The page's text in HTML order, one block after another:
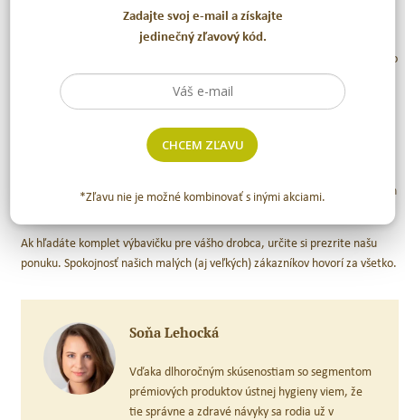
Tomu, aby sa baktérie dostali do ústočiek nijako nezabránite. Jediný
spôsob, ako s nimi zabojovať, je dôkladné a pravidelné čistenie. Nejde len o
dostatočnú frekvenciu čistenia a správnu metódu.Záleží aj na výbere tej
správnej zubnej kefky a pasty. Nezabúdajte, že deti často zubné pasty
najbezpečnejšie prírodné zubné pasty, ktoré neobsahujú fluoridy, cukry, ich
zloženie je čisto prírodné a navyše aj skvele chutia.
Ak hľadáte komplet výbavičku pre vášho drobca, určite si prezrite našu
ponuku. Spokojnosť našich malých (aj veľkých) zákazníkov hovorí za všetko.
Soňa Lehocká
Vďaka dlhoročným skúsenostiam so segmentom
prémiových produktov ústnej hygieny viem, že
tie správne a zdravé návyky sa rodia už v
Zadajte svoj e-mail a získajte
jedinečný zľavový kód.
CHCEM ZĽAVU
*Zľavu nie je možné kombinovať s inými akciami.